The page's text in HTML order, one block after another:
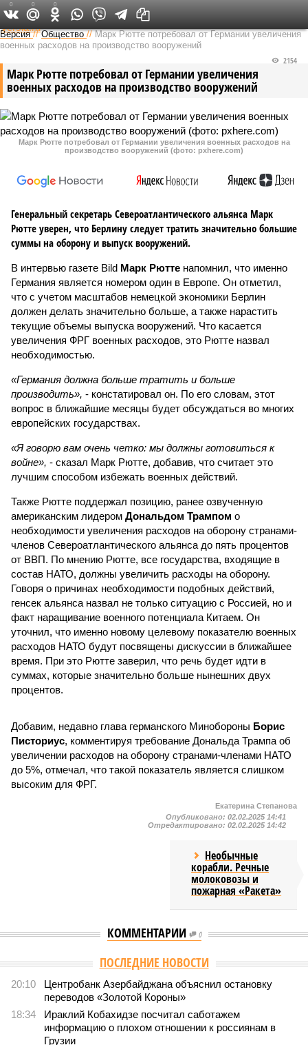
Федеральный выпуск
Версия //Общество //Марк Рютте потребовал от Германии увеличения
военных расходов на производство вооружений
Марк Рютте потребовал от Германии увеличения
военных расходов на производство вооружений
2154
Марк Рютте потребовал от Германии увеличения военных расходов на
производство вооружений (фото: pxhere.com)
Генеральный секретарь Североатлантического альянса Марк
Рютте уверен, что Берлину следует тратить значительно большие
суммы на оборону и выпуск вооружений.
В интервью газете Bild Марк Рютте напомнил, что именно
Германия является номером один в Европе. Он отметил,
что с учетом масштабов немецкой экономики Берлин
должен делать значительно больше, а также нарастить
текущие объемы выпуска вооружений. Что касается
увеличения ФРГ военных расходов, это Рютте назвал
необходимостью.
«Германия должна больше тратить и больше
производить», - констатировал он. По его словам, этот
вопрос в ближайшие месяцы будет обсуждаться во многих
европейских государствах.
«Я говорю вам очень четко: мы должны готовиться к
войне», - сказал Марк Рютте, добавив, что считает это
лучшим способом избежать военных действий.
Также Рютте поддержал позицию, ранее озвученную
американским лидером Дональдом Трампом о
необходимости увеличения расходов на оборону странами-
членов Североатлантического альянса до пять процентов
от ВВП. По мнению Рютте, все государства, входящие в
состав НАТО, должны увеличить расходы на оборону.
Говоря о причинах необходимости подобных действий,
генсек альянса назвал не только ситуацию с Россией, но и
факт наращивание военного потенциала Китаем. Он
уточнил, что именно новому целевому показателю военных
расходов НАТО будут посвящены дискуссии в ближайшее
время. При это Рютте заверил, что речь будет идти в
суммах, которые значительно больше нынешних двух
процентов.
Добавим, недавно глава германского Минобороны Борис
Писториус, комментируя требование Дональда Трампа об
увеличении расходов на оборону странами-членами НАТО
до 5%, отмечал, что такой показатель является слишком
высоким для ФРГ.
0 0 0
Екатерина Степанова
Опубликовано: 02.02.2025 14:41
Отредактировано: 02.02.2025 14:42
Необычные
корабли. Речные
молоковозы и
пожарная «Ракета»
КОММЕНТАРИИ 0
Версия //Общество //
Земля уже не раз показывала человечеству свой
крутой нрав – когда покажет снова?
Земля уже не раз показывала человечеству свой крутой
Последние времена